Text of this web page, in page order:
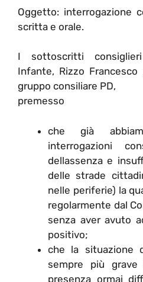
Oggetto: interrogazione
scritta e orale.
I sottoscritti
Infante, Rizzo
gruppo consiliare PD,
premesso
che già
interrogazioni
dellassenza e
delle strade
nelle periferie) la
regolarmente dal
senza aver avuto
positivo;
che la situazione
sempre più
presenza ormai